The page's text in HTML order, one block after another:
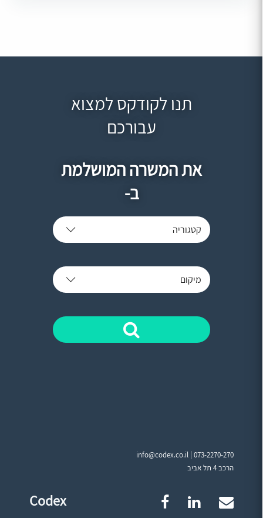
תנו לקודקס למצוא
עבורכם
את המשרה המושלמת
ב-
קטגוריה
מיקום
info@codex.co.il |073-2270-270
הרכב 4 תל אביב
Codex